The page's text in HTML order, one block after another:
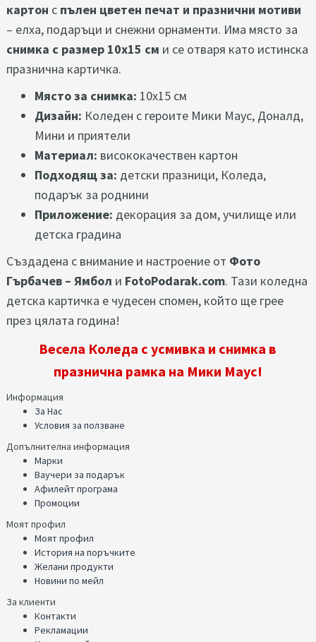
картон с пълен цветен печат и празнични мотиви
– елха, подаръци и снежни орнаменти. Има място за
снимка с размер 10x15 см и се отваря като истинска
празнична картичка.
Място за снимка: 10x15 см
Дизайн: Коледен с героите Мики Маус, Доналд,
Мини и приятели
Материал: висококачествен картон
Подходящ за: детски празници, Коледа,
подарък за роднини
Приложение: декорация за дом, училище или
детска градина
Създадена с внимание и настроение от Фото
Гърбачев – Ямбол и FotoPodarak.com. Тази коледна
детска картичка е чудесен спомен, който ще грее
през цялата година!
Весела Коледа с усмивка и снимка в
празнична рамка на Мики Маус!
Информация
За Нас
Условия за ползване
Допълнителна информация
Марки
Ваучери за подарък
Афилейт програма
Промоции
Моят профил
Моят профил
История на поръчките
Желани продукти
Новини по мейл
За клиенти
Контакти
Рекламации